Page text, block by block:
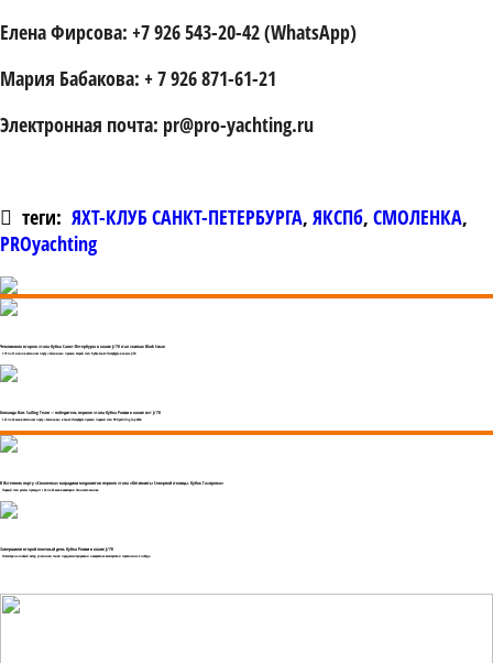
Елена Фирсова: +7 926 543-20-42 (WhatsApp)
Мария Бабакова: + 7 926 871-61-21
Электронная почта: pr@pro-yachting.ru
теги: ЯХТ-КЛУБ САНКТ-ПЕТЕРБУРГА, ЯКСПб, СМОЛЕНКА,
PROyachting
Чемпионом второго этапа Кубка Санкт-Петербурга в классе J/70 стал экипаж Black Swan
C 19 по 21 июля в яхтенном порту «Смоленка» прошел второй этап Кубка Санкт-Петербурга в классе J/70.
Команда Bars Sailing Team — победитель первого этапа Кубка России в классе яхт J/70
С 23 по 26 мая в яхтенном порту «Смоленка» в Санкт-Петербурге прошел первый этап PROyachting Cup 2024.
В Яхтенном порту «Смоленка» наградили медалистов первого этапа «Оптимисты Северной столицы. Кубок Газпрома»
Первый этап регаты проходит с 24 по 26 мая в акватории Финского залива
Завершился второй гоночный день Кубка России в классе J/70
Несмотря на слабый ветер, участники гонки продемонстрировали невероятное мастерство и стремление к победе.